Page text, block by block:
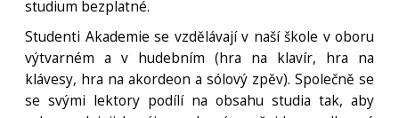
studium bezplatné.
Studenti Akademie se vzdělávají v naší škole v oboru
výtvarném a v hudebním (hra na klavír, hra na
klávesy, hra na akordeon a sólový zpěv). Společně se
se svými lektory podílí na obsahu studia tak, aby